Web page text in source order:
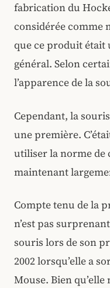
fabrication du
considérée comme
que ce produit était
général. Selon
l’apparence de la
Cependant, la
une première.
utiliser la norme de
maintenant
Compte tenu de la
n’est pas
souris lors de son
2002 lorsqu’elle a
Mouse. Bien